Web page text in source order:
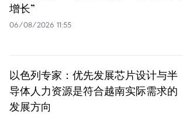
增长”
06/08/2026 11:55
以色列专家：优先发展芯片设计与半
导体人力资源是符合越南实际需求的
发展方向